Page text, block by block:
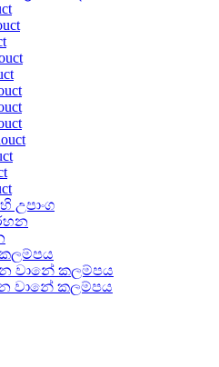
උපාංග
වානේ කලම්පය
වානේ කලම්පය